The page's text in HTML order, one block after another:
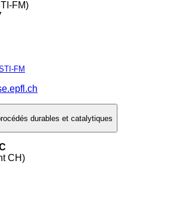
FM)
FM
durables et catalytiques
CH)